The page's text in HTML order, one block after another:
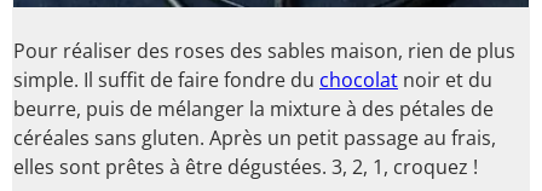
Pour réaliser des roses des sables maison, rien de plus
simple. Il suffit de faire fondre du chocolat noir et du
beurre, puis de mélanger la mixture à des pétales de
céréales sans gluten. Après un petit passage au frais,
elles sont prêtes à être dégustées. 3, 2, 1, croquez !